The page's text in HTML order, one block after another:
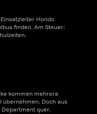
Hondo
finden. Am Steuer:
kommen mehrere
übernehmen. Doch aus
quer.